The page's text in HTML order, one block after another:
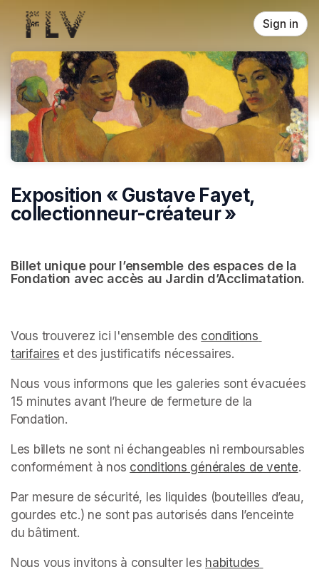
Skip header
Sign in
Exposition « Gustave Fayet,
collectionneur-créateur »
Billet unique pour l’ensemble des espaces de la
Fondation avec accès au Jardin d’Acclimatation.
Vous trouverez ici l'ensemble des conditions
tarifaires (opens in a new tab)
et des justificatifs nécessaires.
Nous vous informons que les galeries sont évacuées
15 minutes avant l’heure de fermeture de la
Fondation.
Les billets ne sont ni échangeables ni remboursables
conformément à nos conditions générales de vente.
Par mesure de sécurité, les liquides (bouteilles d’eau,
gourdes etc.) ne sont pas autorisés dans l’enceinte
du bâtiment.
Nous vous invitons à consulter les habitudes